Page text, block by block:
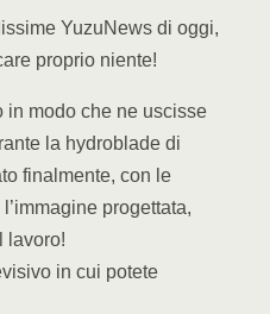
YuzuNews di oggi,
proprio niente!
in modo che ne uscisse
la hydroblade di
finalmente, con le
progettata,
lavoro!
in cui potete